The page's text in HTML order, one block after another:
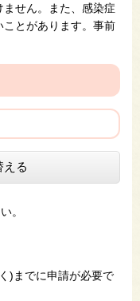
せん。また、感染症
とがあります。事前
える
。
)までに申請が必要で